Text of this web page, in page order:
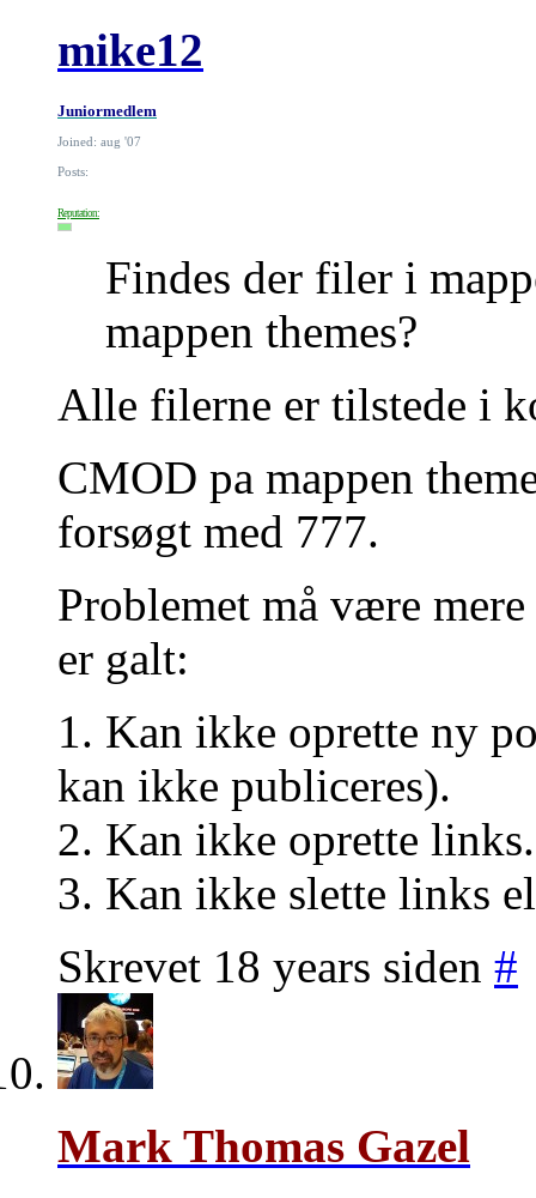
mike12
Juniormedlem
Joined: aug '07
Posts:
Reputation:
Findes der filer i
mappen themes?
Alle filerne er tilstede i
CMOD pa mappen
forsøgt med 777.
Problemet må være mere
er galt:
1. Kan ikke oprette ny
kan ikke publiceres).
2. Kan ikke oprette links.
3. Kan ikke slette links
Skrevet 18 years siden #
Mark Thomas Gazel